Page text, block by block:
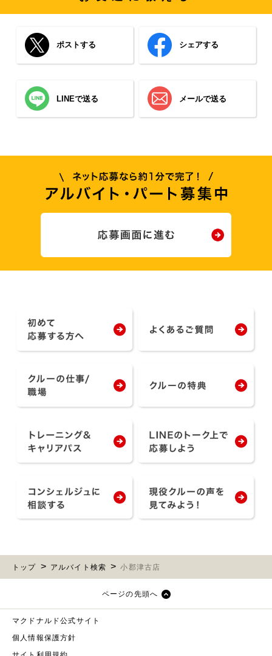
ポストする シェアする
LINEで送る メールで送る
トップ アルバイト検索 小郡津古店
ページの先頭へ
マクドナルド公式サイト
個人情報保護方針